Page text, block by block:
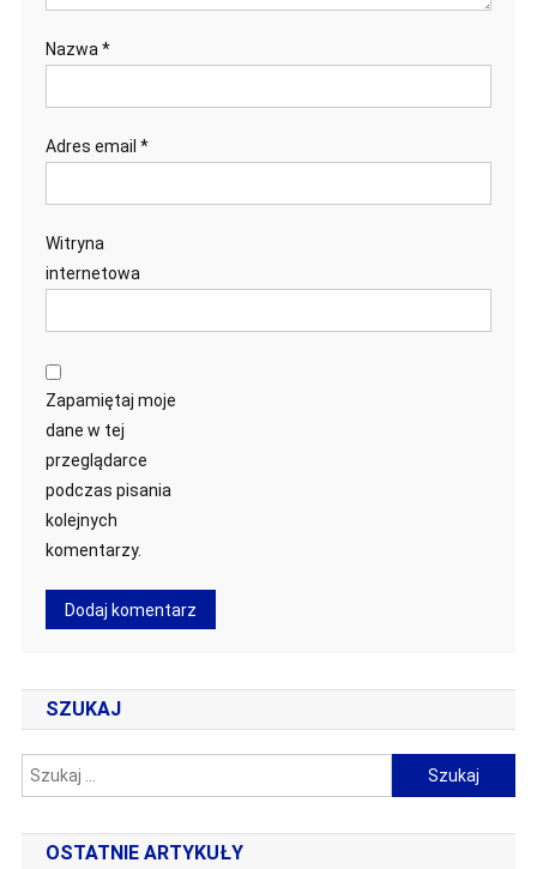
Nazwa *
Adres email *
Witryna
internetowa
Zapamiętaj moje
dane w tej
przeglądarce
podczas pisania
kolejnych
komentarzy.
SZUKAJ
Szukaj:
OSTATNIE ARTYKUŁY